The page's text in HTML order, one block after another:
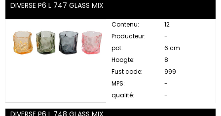
DIVERSE P6 L 747 GLASS MIX
Contenu:
12
Producteur:
-
pot:
6 cm
Hoogte:
8
Fust code:
999
MPS:
-
qualité:
-